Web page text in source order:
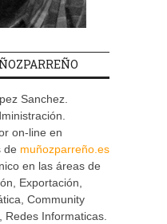
Sanchez.
on-line en
de muñozparreño.es
en las áreas de
Exportación,
Community
Redes Informaticas.